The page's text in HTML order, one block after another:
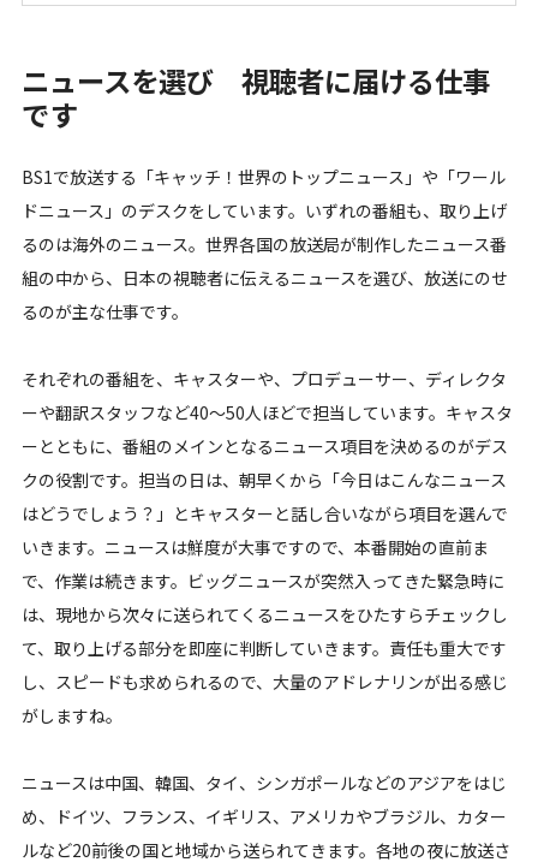
沿革・受賞歴
組織図
制度
SDGsへの取り組み
アクセスマップ
お問合せ
ENGLISH
ニュースを選び 視聴者に届ける仕事
です
BS1で放送する「キャッチ！世界のトップニュース」や「ワール
ドニュース」のデスクをしています。いずれの番組も、取り上げ
るのは海外のニュース。世界各国の放送局が制作したニュース番
組の中から、日本の視聴者に伝えるニュースを選び、放送にのせ
るのが主な仕事です。
それぞれの番組を、キャスターや、プロデューサー、ディレクタ
ーや翻訳スタッフなど40～50人ほどで担当しています。キャスタ
ーとともに、番組のメインとなるニュース項目を決めるのがデス
クの役割です。担当の日は、朝早くから「今日はこんなニュース
はどうでしょう？」とキャスターと話し合いながら項目を選んで
いきます。ニュースは鮮度が大事ですので、本番開始の直前ま
で、作業は続きます。ビッグニュースが突然入ってきた緊急時に
は、現地から次々に送られてくるニュースをひたすらチェックし
て、取り上げる部分を即座に判断していきます。責任も重大です
し、スピードも求められるので、大量のアドレナリンが出る感じ
がしますね。
ニュースは中国、韓国、タイ、シンガポールなどのアジアをはじ
め、ドイツ、フランス、イギリス、アメリカやブラジル、カター
ルなど20前後の国と地域から送られてきます。各地の夜に放送さ